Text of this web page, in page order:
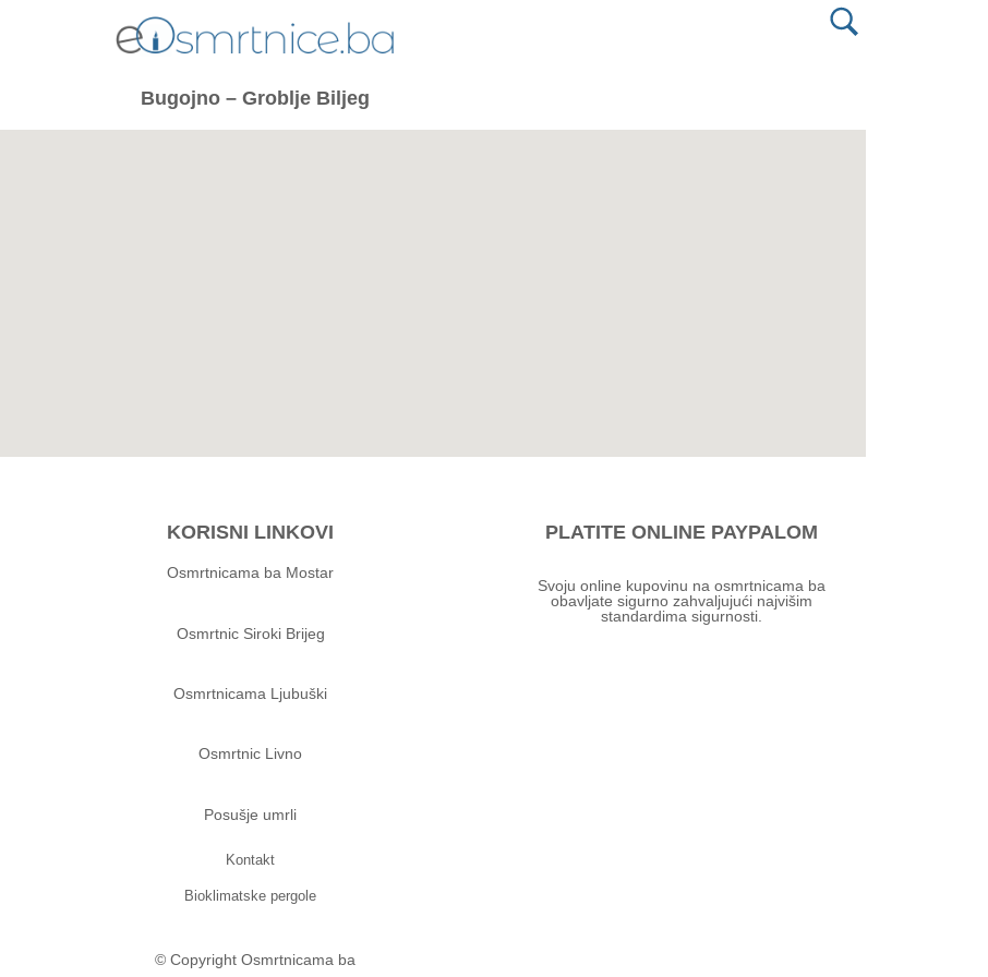
Bugojno – Groblje Biljeg
KORISNI LINKOVI
Osmrtnicama ba Mostar
Osmrtnic Siroki Brijeg
Osmrtnicama Ljubuški
Osmrtnic Livno
Posušje umrli
Kontakt
Bioklimatske pergole
PLATITE ONLINE PAYPALOM
Svoju online kupovinu na osmrtnicama ba
obavljate sigurno zahvaljujući najvišim
standardima sigurnosti.
© Copyright Osmrtnicama ba